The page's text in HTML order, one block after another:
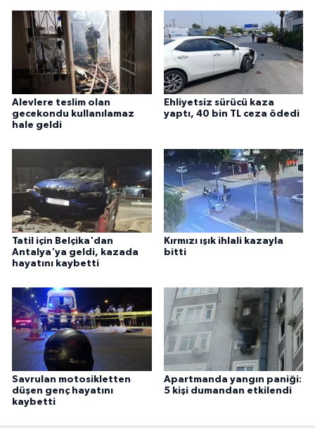
Alevlere teslim olan
gecekondu kullanılamaz
hale geldi
Ehliyetsiz sürücü kaza
yaptı, 40 bin TL ceza ödedi
Tatil için Belçika'dan
Antalya'ya geldi, kazada
hayatını kaybetti
Kırmızı ışık ihlali kazayla
bitti
Savrulan motosikletten
düşen genç hayatını
kaybetti
Apartmanda yangın paniği:
5 kişi dumandan etkilendi